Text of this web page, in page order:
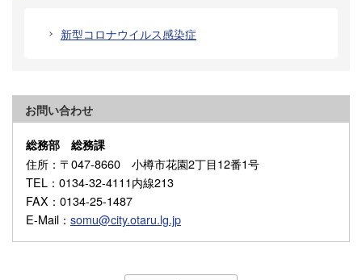
新型コロナウイルス感染症
お問い合わせ
総務部 総務課
住所 ：〒047-8660 小樽市花園2丁目12番1号
TEL ：0134-32-4111内線213
FAX ：0134-25-1487
E-Mail ： somu@city.otaru.lg.jp